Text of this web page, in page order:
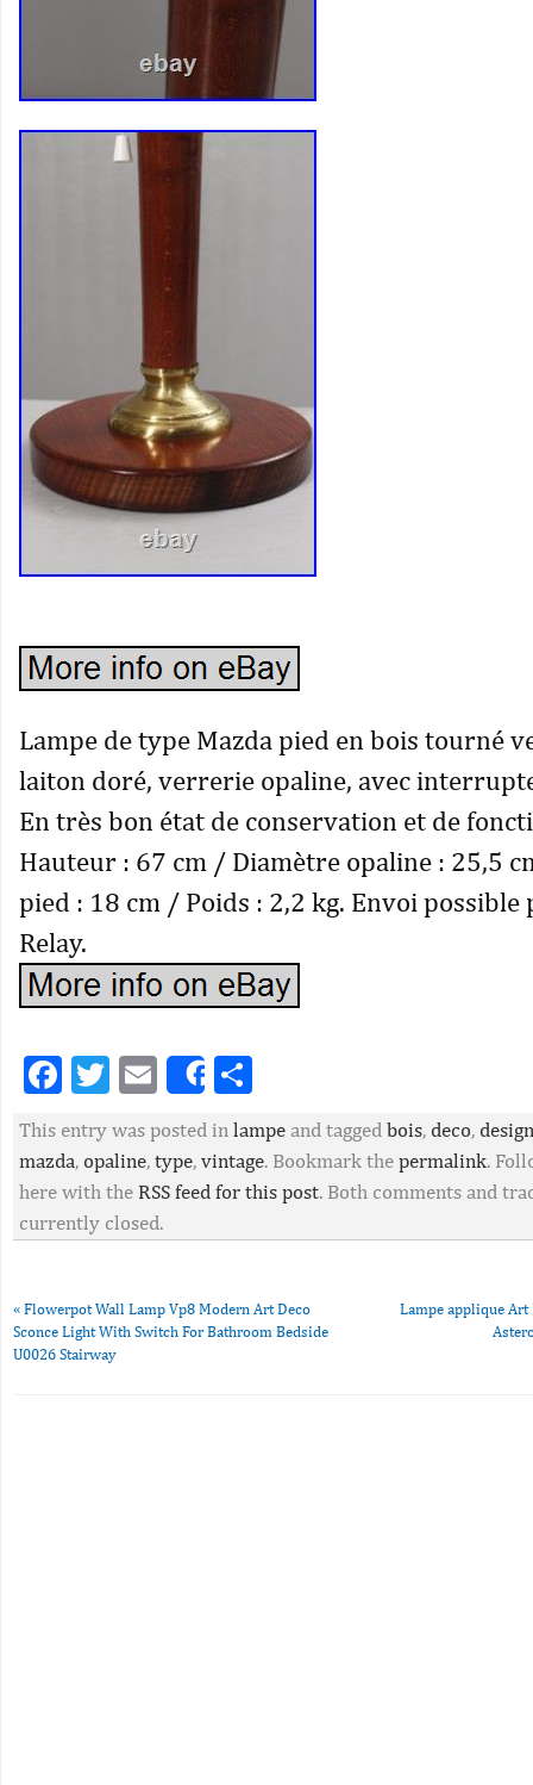
Lampe de type Mazda pied en bois tourné
laiton doré, verrerie opaline, avec
En très bon état de conservation et de
Hauteur : 67 cm / Diamètre opaline : 25,5
pied : 18 cm / Poids : 2,2 kg. Envoi possible
Relay.
Facebook
Twitter
EmailShare
This entry was posted in lampe and tagged bois, deco, design
mazda, opaline, type, vintage. Bookmark the permalink.
here with the RSS feed for this post. Both comments and
currently closed.
« Flowerpot Wall Lamp Vp8 Modern Art Deco
Sconce Light With Switch For Bathroom Bedside
U0026 Stairway
Lampe applique